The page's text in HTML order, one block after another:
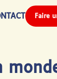
Faire